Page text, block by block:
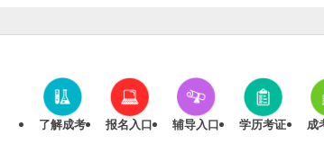
高考考生提供广州成考专升本、高起专、高起
了解成考 报名入口 辅导入口 学历考证 成